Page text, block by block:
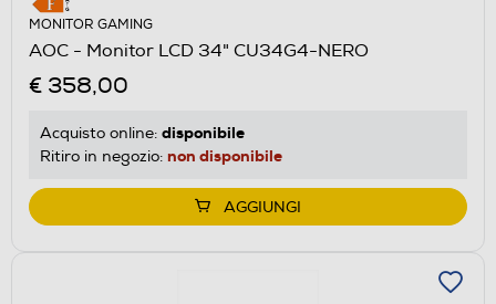
MONITOR GAMING
AOC - Monitor LCD 34" CU34G4-NERO
€ 358,00
Acquisto online: disponibile
Ritiro in negozio: non disponibile
AGGIUNGI